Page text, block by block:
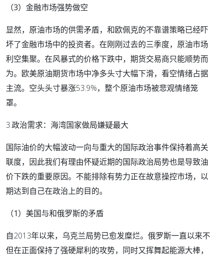
（3）金融市场强势做空
显然，原油市场的供需矛盾，和欧佩克的不靠谱策略已经吓
坏了金融市场中的投资者。在刚刚过去的三季度，原油市场
利空集聚。在风暴式的价格下跌中，期货交易商只能顺势而
为。欧美原油期货市场中净多头寸大幅下滑，看空情绪占据
主流。空头头寸暴涨53.9%，整个原油市场被悲观情绪笼
罩。
3.政治需求：海湾国家做局嫌疑最大
国际油价的大幅波动一向与重大的国际政治事件保持着高关
联度，因此我们有理由怀疑近期的国际政治局势也是导致油
价下跌的重要原因。不能排除有势力正在故意操控市场，以
期达到自己在政治上的目的。
（1）美国与和俄罗斯的矛盾
自2013年以来，乌克兰局势已愈发糜烂。俄罗斯一直以来不
但在正面保持了强硬犀利的攻势，同时又挥舞起能源大棒，